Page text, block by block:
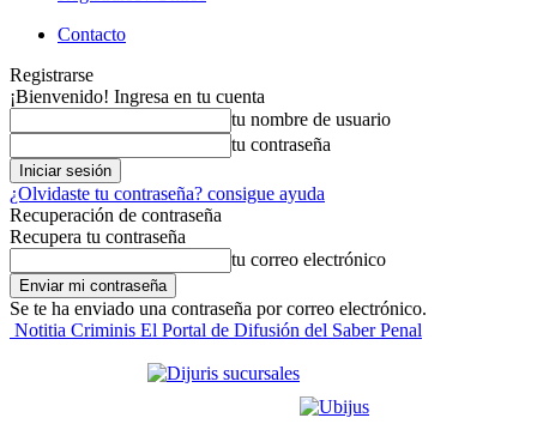
Contacto
Registrarse
¡Bienvenido! Ingresa en tu cuenta
tu nombre de usuario
tu contraseña
¿Olvidaste tu contraseña? consigue ayuda
Recuperación de contraseña
Recupera tu contraseña
tu correo electrónico
Se te ha enviado una contraseña por correo electrónico.
Notitia Criminis El Portal de Difusión del Saber Penal